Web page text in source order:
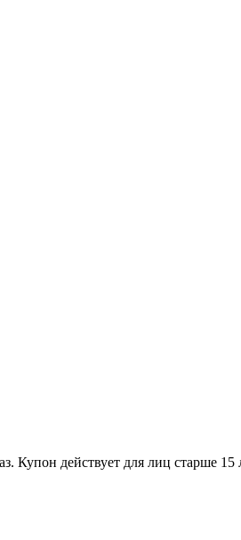
Купон действует для лиц старше 15